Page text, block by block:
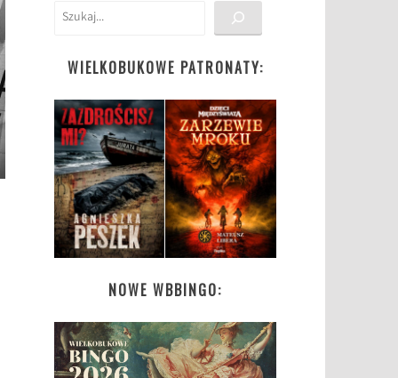
Szukaj
WIELKOBUKOWE PATRONATY:
NOWE WBBINGO: